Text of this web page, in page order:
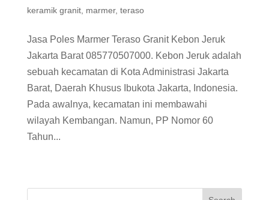
keramik granit, marmer, teraso
Jasa Poles Marmer Teraso Granit Kebon Jeruk
Jakarta Barat 085770507000. Kebon Jeruk adalah
sebuah kecamatan di Kota Administrasi Jakarta
Barat, Daerah Khusus Ibukota Jakarta, Indonesia.
Pada awalnya, kecamatan ini membawahi
wilayah Kembangan. Namun, PP Nomor 60
Tahun...